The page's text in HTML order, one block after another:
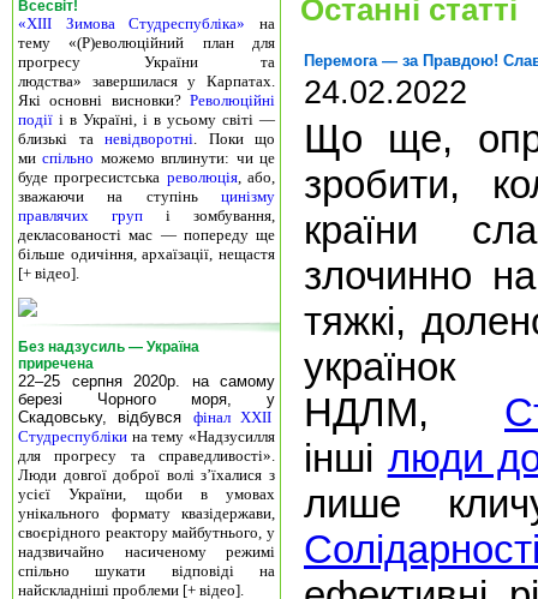
Joomla
Professional
Templates
Club
Всесвіт!
«ХІІІ Зимова Студреспубліка» на
тему «(Р)еволюційний план для
прогресу України та
людства» завершилася у Карпатах.
Які основні висновки? Революційні
події і в Україні, і в усьому світі —
близькі та невідворотні. Поки що
миспільно можемо вплинути: чи це
буде прогресистська революція, або,
зважаючи на ступінь цинізму
правлячих груп і зомбування,
декласованості мас — попереду ще
більше одичіння, архаїзації, нещастя
[+ відео].
Без надзусиль — Україна
приречена
22–25 серпня 2020р. на самому
березі Чорного моря, у
Скадовську, відбувся фінал XXII
Студреспубліки на тему «Надзусилля
для прогресу та справедливості».
Люди довгої доброї волі з’їхалися з
усієї України, щоби в умовах
унікального формату квазідержави,
своєрідного реактору майбутнього, у
надзвичайно насиченому режимі
спільно шукати відповіді на
найскладніші проблеми [+ відео].
Останні статті
Перемога — за Правдою!
24.02.2022
Що ще,
зробити,
країни
злочинно
тяжкі,
НДЛМ,
інші люди
лише